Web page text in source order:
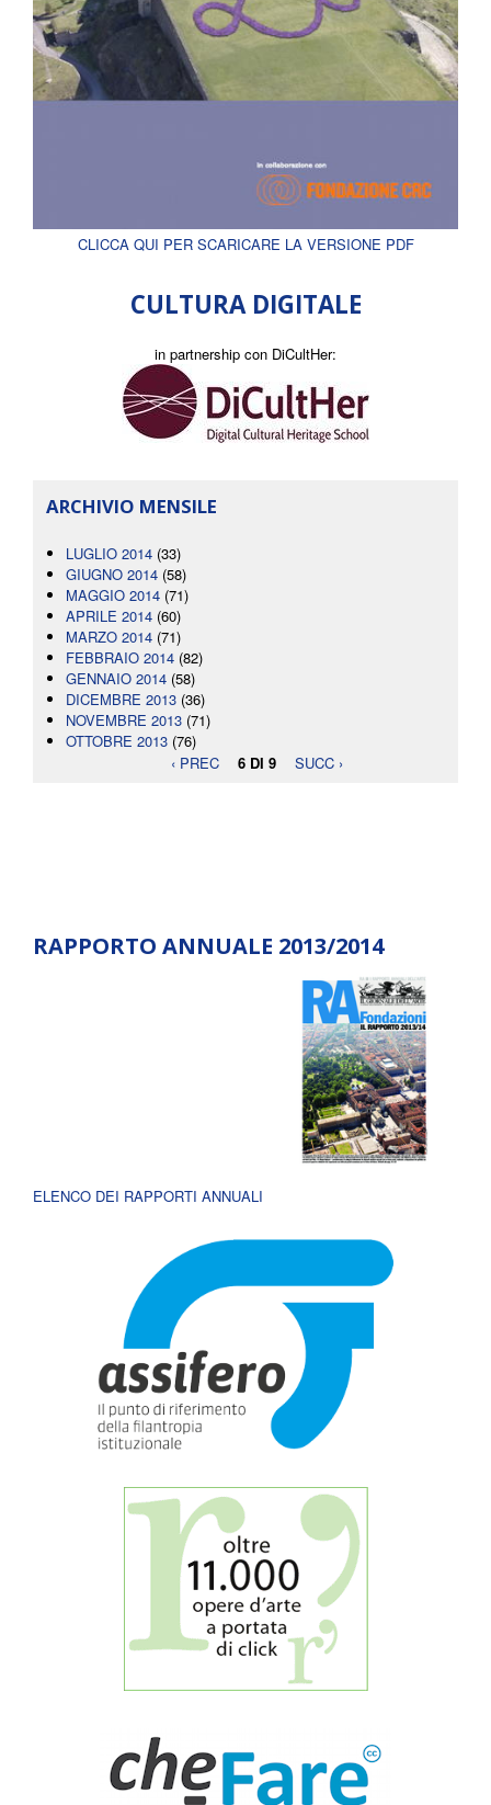
CLICCA QUI PER SCARICARE LA VERSIONE PDF
CULTURA DIGITALE
in partnership con DiCultHer:
ARCHIVIO MENSILE
LUGLIO 2014 (33)
GIUGNO 2014 (58)
MAGGIO 2014 (71)
APRILE 2014 (60)
MARZO 2014 (71)
FEBBRAIO 2014 (82)
GENNAIO 2014 (58)
DICEMBRE 2013 (36)
NOVEMBRE 2013 (71)
OTTOBRE 2013 (76)
‹ PREC
6 DI 9 SUCC ›
RAPPORTO ANNUALE 2013/2014
ELENCO DEI RAPPORTI ANNUALI